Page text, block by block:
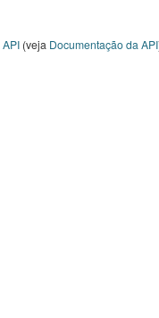
API(veja Documentação da API